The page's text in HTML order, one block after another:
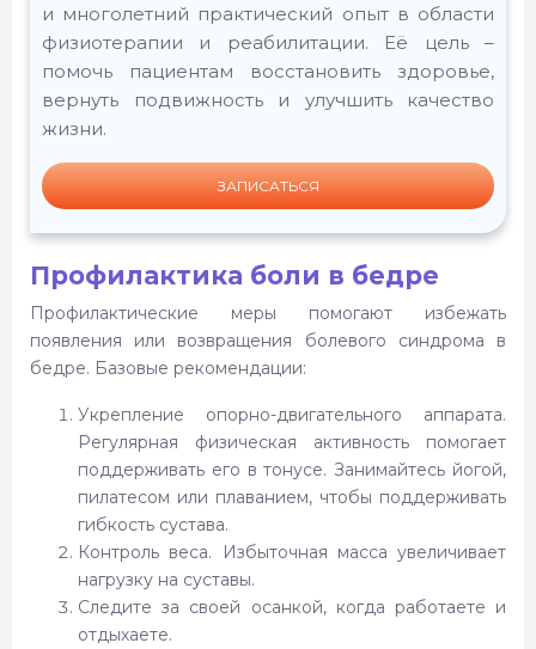
и многолетний практический опыт в области
физиотерапии и реабилитации. Её цель –
помочь пациентам восстановить здоровье,
вернуть подвижность и улучшить качество
жизни.
ЗАПИСАТЬСЯ
Профилактика боли в бедре
Профилактические меры помогают избежать
появления или возвращения болевого синдрома в
бедре. Базовые рекомендации:
Укрепление опорно-двигательного аппарата.
Регулярная физическая активность помогает
поддерживать его в тонусе. Занимайтесь йогой,
пилатесом или плаванием, чтобы поддерживать
гибкость сустава.
Контроль веса. Избыточная масса увеличивает
нагрузку на суставы.
Следите за своей осанкой, когда работаете и
отдыхаете.